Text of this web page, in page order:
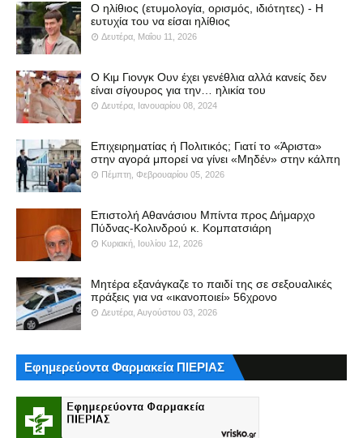
Ο ηλίθιος (ετυμολογία, ορισμός, ιδιότητες) - Η
ευτυχία του να είσαι ηλίθιος
Δευτέρα, Μαΐου 11, 2026
Ο Κιμ Γιονγκ Ουν έχει γενέθλια αλλά κανείς δεν
είναι σίγουρος για την… ηλικία του
Δευτέρα, Ιανουαρίου 08, 2024
Επιχειρηματίας ή Πολιτικός; Γιατί το «Άριστα»
στην αγορά μπορεί να γίνει «Μηδέν» στην κάλπη
Πέμπτη, Φεβρουαρίου 05, 2026
Επιστολή Αθανάσιου Μπίντα προς Δήμαρχο
Πύδνας-Κολινδρού κ. Κομπατσιάρη
Κυριακή, Ιουλίου 12, 2026
Μητέρα εξανάγκαζε το παιδί της σε σεξουαλικές
πράξεις για να «ικανοποιεί» 56χρονο
Δευτέρα, Αυγούστου 03, 2026
Εφημερεύοντα Φαρμακεία ΠΙΕΡΙΑΣ